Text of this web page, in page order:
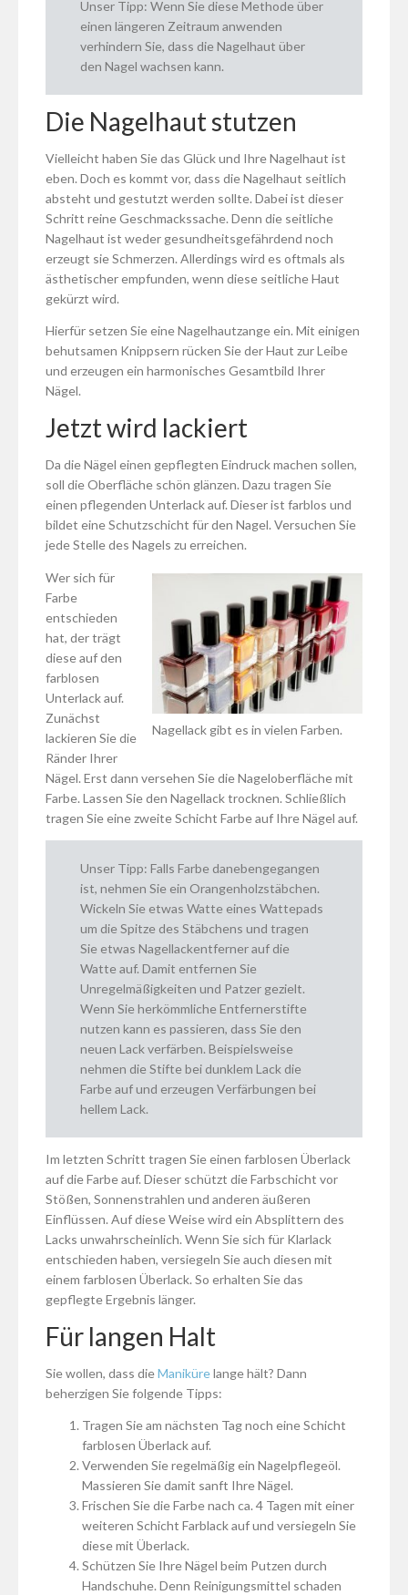
Unser Tipp: Wenn Sie diese Methode über
einen längeren Zeitraum anwenden
verhindern Sie, dass die Nagelhaut über
den Nagel wachsen kann.
Die Nagelhaut stutzen
Vielleicht haben Sie das Glück und Ihre Nagelhaut ist
eben. Doch es kommt vor, dass die Nagelhaut seitlich
absteht und gestutzt werden sollte. Dabei ist dieser
Schritt reine Geschmackssache. Denn die seitliche
Nagelhaut ist weder gesundheitsgefährdend noch
erzeugt sie Schmerzen. Allerdings wird es oftmals als
ästhetischer empfunden, wenn diese seitliche Haut
gekürzt wird.
Hierfür setzen Sie eine Nagelhautzange ein. Mit einigen
behutsamen Knippsern rücken Sie der Haut zur Leibe
und erzeugen ein harmonisches Gesamtbild Ihrer
Nägel.
Jetzt wird lackiert
Da die Nägel einen gepflegten Eindruck machen sollen,
soll die Oberfläche schön glänzen. Dazu tragen Sie
einen pflegenden Unterlack auf. Dieser ist farblos und
bildet eine Schutzschicht für den Nagel. Versuchen Sie
jede Stelle des Nagels zu erreichen.
Nagellack gibt es in vielen Farben.
Wer sich für
Farbe
entschieden
hat, der trägt
diese auf den
farblosen
Unterlack auf.
Zunächst
lackieren Sie die
Ränder Ihrer
Nägel. Erst dann versehen Sie die Nageloberfläche mit
Farbe. Lassen Sie den Nagellack trocknen. Schließlich
tragen Sie eine zweite Schicht Farbe auf Ihre Nägel auf.
Unser Tipp: Falls Farbe danebengegangen
ist, nehmen Sie ein Orangenholzstäbchen.
Wickeln Sie etwas Watte eines Wattepads
um die Spitze des Stäbchens und tragen
Sie etwas Nagellackentferner auf die
Watte auf. Damit entfernen Sie
Unregelmäßigkeiten und Patzer gezielt.
Wenn Sie herkömmliche Entfernerstifte
nutzen kann es passieren, dass Sie den
neuen Lack verfärben. Beispielsweise
nehmen die Stifte bei dunklem Lack die
Farbe auf und erzeugen Verfärbungen bei
hellem Lack.
Im letzten Schritt tragen Sie einen farblosen Überlack
auf die Farbe auf. Dieser schützt die Farbschicht vor
Stößen, Sonnenstrahlen und anderen äußeren
Einflüssen. Auf diese Weise wird ein Absplittern des
Lacks unwahrscheinlich. Wenn Sie sich für Klarlack
entschieden haben, versiegeln Sie auch diesen mit
einem farblosen Überlack. So erhalten Sie das
gepflegte Ergebnis länger.
Für langen Halt
Sie wollen, dass dieManikürelange hält? Dann
beherzigen Sie folgende Tipps:
Tragen Sie am nächsten Tag noch eine Schicht
farblosen Überlack auf.
Verwenden Sie regelmäßig ein Nagelpflegeöl.
Massieren Sie damit sanft Ihre Nägel.
Frischen Sie die Farbe nach ca. 4 Tagen mit einer
weiteren Schicht Farblack auf und versiegeln Sie
diese mit Überlack.
Schützen Sie Ihre Nägel beim Putzen durch
Handschuhe. Denn Reinigungsmittel schaden